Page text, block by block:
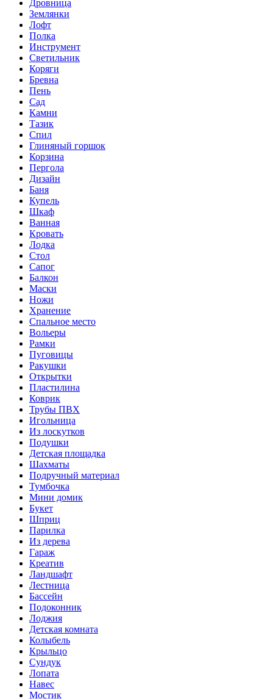
Дровница
Землянки
Лофт
Полка
Инструмент
Светильник
Коряги
Бревна
Пень
Сад
Камни
Тазик
Спил
Глиняный горшок
Корзина
Пергола
Дизайн
Баня
Купель
Шкаф
Ванная
Кровать
Лодка
Стол
Сапог
Балкон
Маски
Ножи
Хранение
Спальное место
Вольеры
Рамки
Пуговицы
Ракушки
Открытки
Пластилина
Коврик
Трубы ПВХ
Игольница
Из лоскутков
Подушки
Детская площадка
Шахматы
Подручный материал
Тумбочка
Мини домик
Букет
Шприц
Парилка
Из дерева
Гараж
Креатив
Ландшафт
Лестница
Бассейн
Подоконник
Лоджия
Детская комната
Колыбель
Крыльцо
Сундук
Лопата
Навес
Мостик